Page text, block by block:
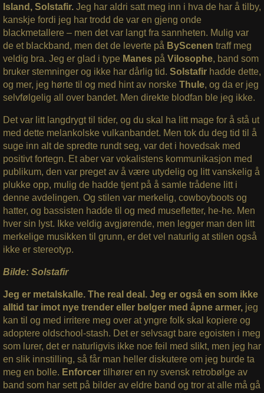
Island, Solstafir.Jeg har aldri satt meg inn i hva de har å tilby,
kanskje fordi jeg har trodd de var en gjeng onde
blackmetallere – men det var langt fra sannheten. Mulig var
de et blackband, men det de leverte på ByScenen traff meg
veldig bra. Jeg er glad i type Manes på Vilosophe, band som
bruker stemninger og ikke har dårlig tid. Solstafir hadde dette,
og mer, jeg hørte til og med hint av norske Thule, og da er jeg
selvfølgelig all over bandet. Men direkte blodfan ble jeg ikke.
Det var litt langdrygt til tider, og du skal ha litt mage for å stå ut
med dette melankolske vulkanbandet. Men tok du deg tid til å
suge inn alt de spredte rundt seg, var det i hovedsak med
positivt fortegn. Et aber var vokalistens kommunikasjon med
publikum, den var preget av å være utydelig og litt vanskelig å
plukke opp, mulig de hadde tjent på å samle trådene litt i
denne avdelingen. Og stilen var merkelig, cowboyboots og
hatter, og bassisten hadde til og med musefletter, he-he. Men
hver sin lyst. Ikke veldig avgjørende, men legger man den litt
merkelige musikken til grunn, er det vel naturlig at stilen også
ikke er stereotyp.
Bilde: Solstafir
Jeg er metalskalle. The real deal. Jeg er også en som ikke
alltid tar imot nye trender eller bølger med åpne armer,jeg
kan til og med irritere meg over at yngre folk skal kopiere og
adoptere oldschool-stash. Det er selvsagt bare egoisten i meg
som lurer, det er naturligvis ikke noe feil med slikt, men jeg har
en slik innstilling, så får man heller diskutere om jeg burde ta
meg en bolle. Enforcer tilhører en ny svensk retrobølge av
band som har sett på bilder av eldre band og tror at alle må gå